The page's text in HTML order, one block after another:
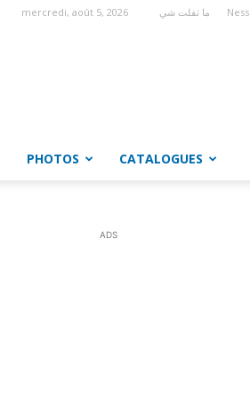
mercredi, août 5, 2026 ما تفلت شي
PHOTOS CATALOGUES
ADS